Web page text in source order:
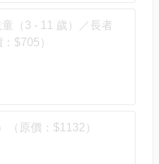
（3 - 11 歲）／長者
$705）
（原價：$1132）